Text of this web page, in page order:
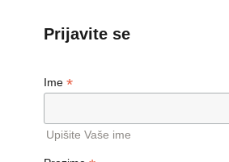
Prijavite se
Ime*
Upišite Vaše ime